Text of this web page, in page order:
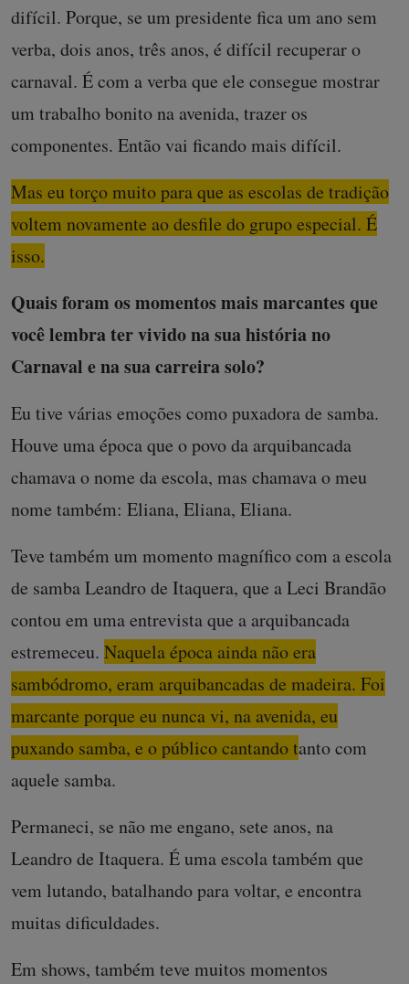
difícil. Porque, se um presidente fica um ano sem
verba, dois anos, três anos, é difícil recuperar o
carnaval. É com a verba que ele consegue mostrar
um trabalho bonito na avenida, trazer os
componentes. Então vai ficando mais difícil.
Mas eu torço muito para que as escolas de tradição
voltem novamente ao desfile do grupo especial. É
isso.
Quais foram os momentos mais marcantes que
você lembra ter vivido na sua história no
Carnaval e na sua carreira solo?
Eu tive várias emoções como puxadora de samba.
Houve uma época que o povo da arquibancada
chamava o nome da escola, mas chamava o meu
nome também: Eliana, Eliana, Eliana.
Teve também um momento magnífico com a escola
de samba Leandro de Itaquera, que a Leci Brandão
contou em uma entrevista que a arquibancada
estremeceu. Naquela época ainda não era
sambódromo, eram arquibancadas de madeira. Foi
marcante porque eu nunca vi, na avenida, eu
puxando samba, e o público cantando tanto com
aquele samba.
Permaneci, se não me engano, sete anos, na
Leandro de Itaquera. É uma escola também que
vem lutando, batalhando para voltar, e encontra
muitas dificuldades.
Em shows, também teve muitos momentos